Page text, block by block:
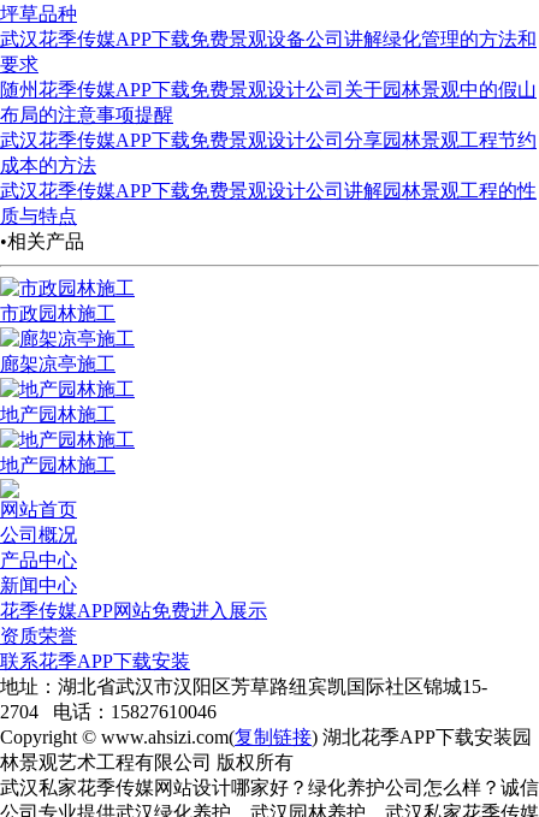
坪草品种
武汉花季传媒APP下载免费景观设备公司讲解绿化管理的方法和
要求
随州花季传媒APP下载免费景观设计公司关于园林景观中的假山
布局的注意事项提醒
武汉花季传媒APP下载免费景观设计公司分享园林景观工程节约
成本的方法
武汉花季传媒APP下载免费景观设计公司讲解园林景观工程的性
质与特点
•相关产品
市政园林施工
廊架凉亭施工
地产园林施工
地产园林施工
网站首页
公司概况
产品中心
新闻中心
花季传媒APP网站免费进入展示
资质荣誉
联系花季APP下载安装
地址：湖北省武汉市汉阳区芳草路纽宾凯国际社区锦城15-
2704 电话：15827610046
Copyright © www.ahsizi.com(复制链接) 湖北花季APP下载安装园
林景观艺术工程有限公司 版权所有
武汉私家花季传媒网站设计哪家好？绿化养护公司怎么样？诚信
公司专业提供武汉绿化养护、武汉园林养护、武汉私家花季传媒